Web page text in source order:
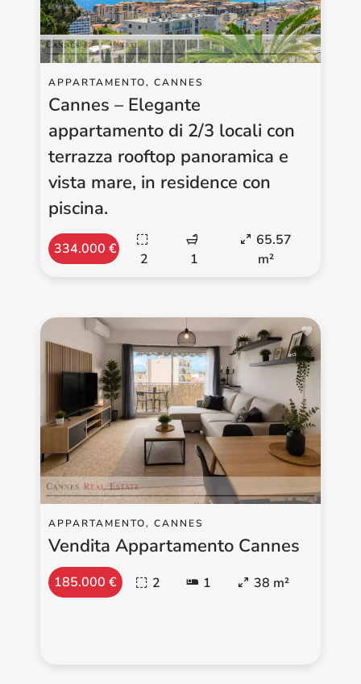
APPARTAMENTO, CANNES
Cannes – Elegante
appartamento di 2/3 locali con
terrazza rooftop panoramica e
vista mare, in residence con
piscina.
334.000 €
2 1
65.57
m²
APPARTAMENTO, CANNES
Vendita Appartamento Cannes
185.000 € 2 1 38 m²